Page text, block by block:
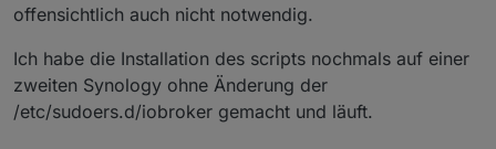
offensichtlich auch nicht notwendig.
Ich habe die Installation des scripts nochmals auf einer
zweiten Synology ohne Änderung der
/etc/sudoers.d/iobroker gemacht und läuft.